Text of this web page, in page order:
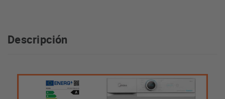
Descripción